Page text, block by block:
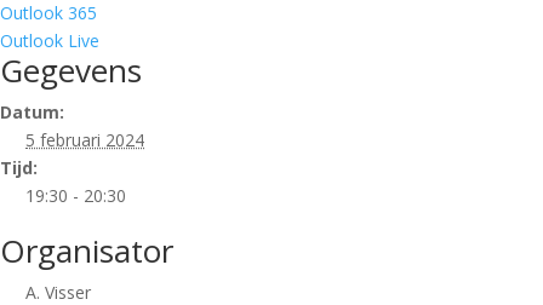
Outlook 365
Outlook Live
Gegevens
Datum:
5 februari 2024
Tijd:
19:30 - 20:30
Organisator
A. Visser